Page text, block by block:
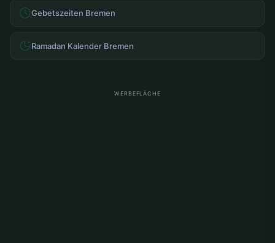
Gebetszeiten Bremen
Ramadan Kalender Bremen
WERBEFLÄCHE